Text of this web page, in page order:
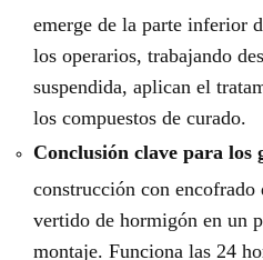
emerge de la parte inferior
los operarios, trabajando
suspendida, aplican el
los compuestos de curado.
Conclusión clave para los
construcción con encofrado
vertido de hormigón en un
montaje. Funciona las 24